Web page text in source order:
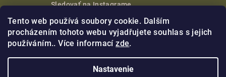
Tento web používá soubory cookie. Dalším
procházením tohoto webu vyjadřujete souhlas s jejich
používáním.. Více informacízde.
Nastavenie
Sledovať na Instagrame
Copyright 2026Nikoleta Maria. Všetky práva vyhradené.